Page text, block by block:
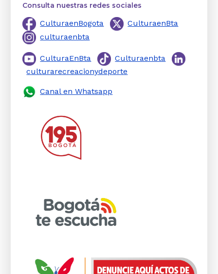
Consulta nuestras redes sociales
CulturaenBogota
CulturaenBta
culturaenbta
CulturaEnBta
Culturaenbta
culturarecreacionydeporte
Canal en Whatsapp